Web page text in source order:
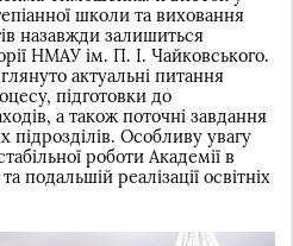
школи та виховання
назавжди залишиться
НМАУ ім. П. І. Чайковського.
актуальні питання
підготовки до
а також поточні завдання
підрозділів. Особливу увагу
роботи Академії в
подальшій реалізації освітніх